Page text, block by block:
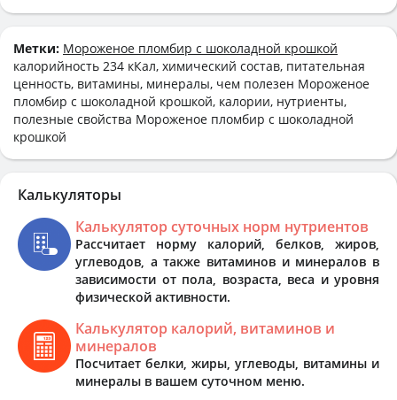
Метки: Мороженое пломбир с шоколадной крошкой
калорийность 234 кКал, химический состав, питательная
ценность, витамины, минералы, чем полезен Мороженое
пломбир с шоколадной крошкой, калории, нутриенты,
полезные свойства Мороженое пломбир с шоколадной
крошкой
Калькуляторы
Калькулятор суточных норм нутриентов
Рассчитает норму калорий, белков, жиров,
углеводов, а также витаминов и минералов в
зависимости от пола, возраста, веса и уровня
физической активности.
Калькулятор калорий, витаминов и
минералов
Посчитает белки, жиры, углеводы, витамины и
минералы в вашем суточном меню.